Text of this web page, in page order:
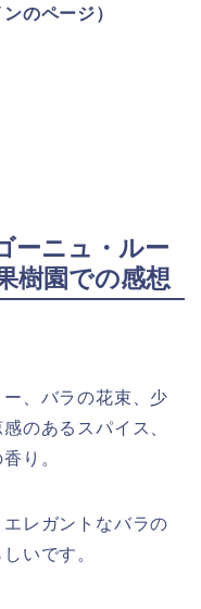
のページ）
ーニュ・ルー
樹園での感想
、バラの花束、少
のあるスパイス、
り。
レガントなバラの
いです。